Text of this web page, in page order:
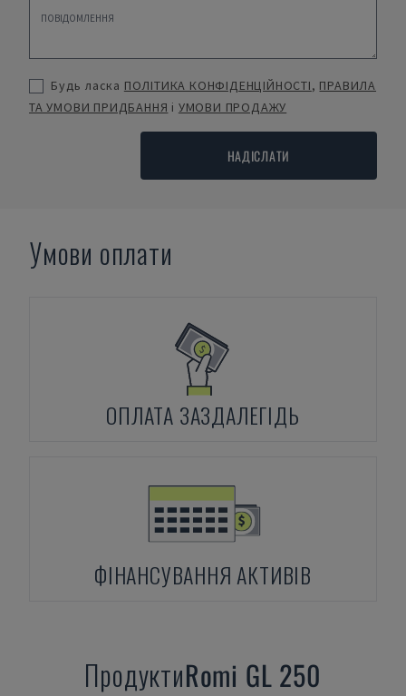
Будь ласка ПОЛІТИКА КОНФІДЕНЦІЙНОСТІ, ПРАВИЛА
ТА УМОВИ ПРИДБАННЯ і УМОВИ ПРОДАЖУ
НАДІСЛАТИ
Умови оплати
ОПЛАТА ЗАЗДАЛЕГІДЬ
ФІНАНСУВАННЯ АКТИВІВ
ПродуктиRomi GL 250